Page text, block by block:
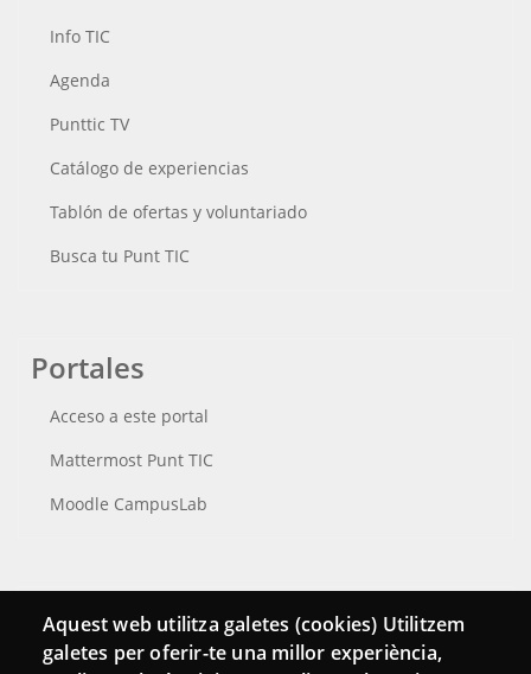
Info TIC
Agenda
Punttic TV
Catálogo de experiencias
Tablón de ofertas y voluntariado
Busca tu Punt TIC
Portales
Acceso a este portal
Mattermost Punt TIC
Moodle CampusLab
Conecta
Contacto
Aquest web utilitza galetes (cookies) Utilitzem
galetes per oferir-te una millor experiència,